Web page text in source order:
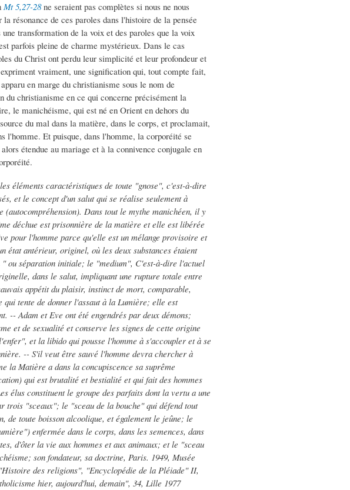
Mt 5,27-28ne seraient pas complètes si nous ne nous
résonance de ces paroles dans l'histoire de la pensée
transformation de la voix et des paroles que la voix
parfois pleine de charme mystérieux. Dans le cas
du Christ ont perdu leur simplicité et leur profondeur et
vraiment, une signification qui, tout compte fait,
en marge du christianisme sous le nom de
christianisme en ce qui concerne précisément la
le manichéisme, qui est né en Orient en dehors du
du mal dans la matière, dans le corps, et proclamait,
l'homme. Et puisque, dans l'homme, la corporéité se
étendue au mariage et à la connivence conjugale en
éléments caractéristiques de toute "gnose", c'est-à-dire
et le concept d'un salut qui se réalise seulement à
(autocompréhension). Dans tout le mythe manichéen, il y
déchue est prisonnière de la matière et elle est libérée
pour l'homme parce qu'elle est un mélange provisoire et
état antérieur, originel, où les deux substances étaient
ou séparation initiale; le "medium", C'est-à-dire l'actuel
dans le salut, impliquant une rupture totale entre
appétit du plaisir, instinct de mort, comparable,
tente de donner l'assaut à la Lumière; elle est
-- Adam et Eve ont été engendrés par deux démons;
et de sexualité et conserve les signes de cette origine
et la libido qui pousse l'homme à s'accoupler et à se
-- S'il veut être sauvé l'homme devra chercher à
la Matière a dans la concupiscence sa suprême
qui est brutalité et bestialité et qui fait des hommes
élus constituent le groupe des parfaits dont la vertu a une
trois "sceaux"; le "sceau de la bouche" qui défend tout
de toute boisson alcoolique, et également le jeûne; le
enfermée dans le corps, dans les semences, dans
d'ôter la vie aux hommes et aux animaux; et le "sceau
son fondateur, sa doctrine, Paris. 1949, Musée
des religions", "Encyclopédie de la Pléiade" II,
hier, aujourd'hui, demain", 34, Lille 1977